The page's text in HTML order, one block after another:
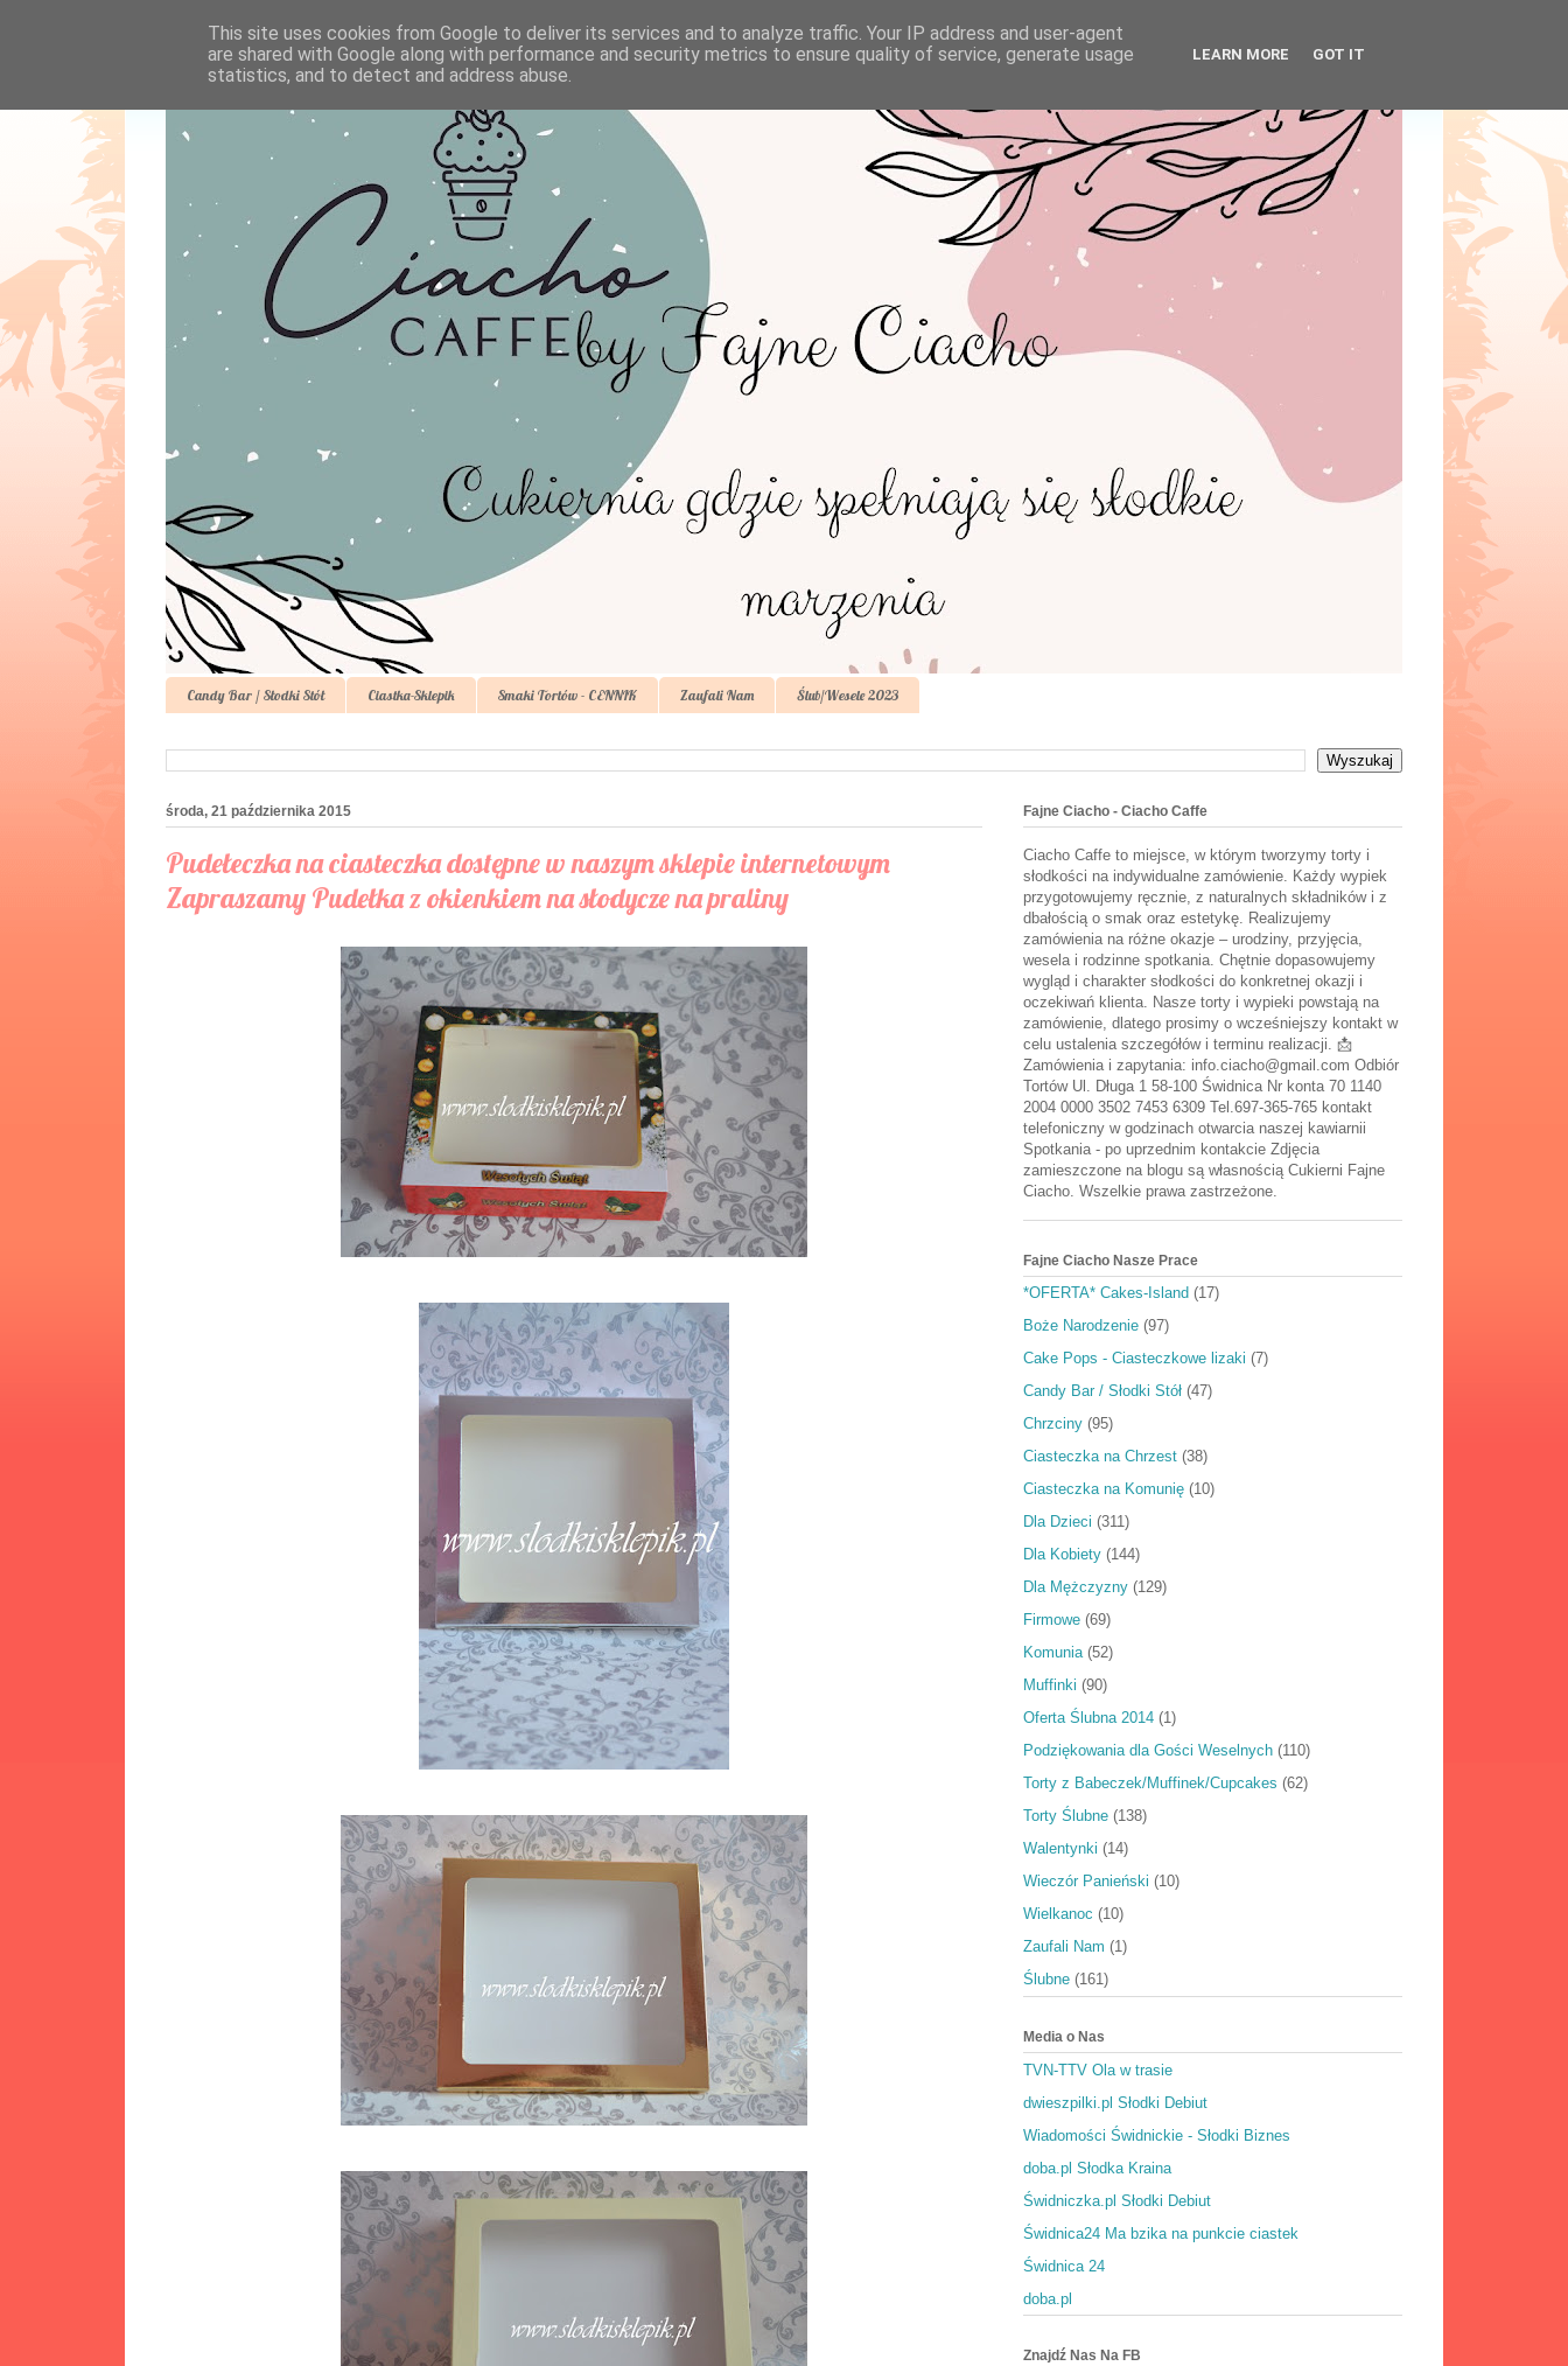
Candy Bar / Słodki Stół Ciastka-Sklepik Smaki Tortów - CENNIK Zaufali Nam Ślub/Wesele 2023
środa, 21 października 2015
Pudełeczka na ciasteczka dostępne w naszym sklepie internetowym
Zapraszamy Pudełka z okienkiem na słodycze na praliny
Fajne Ciacho - Ciacho Caffe
Ciacho Caffe to miejsce, w którym tworzymy torty i
słodkości na indywidualne zamówienie. Każdy wypiek
przygotowujemy ręcznie, z naturalnych składników i z
dbałością o smak oraz estetykę. Realizujemy
zamówienia na różne okazje – urodziny, przyjęcia,
wesela i rodzinne spotkania. Chętnie dopasowujemy
wygląd i charakter słodkości do konkretnej okazji i
oczekiwań klienta. Nasze torty i wypieki powstają na
zamówienie, dlatego prosimy o wcześniejszy kontakt w
celu ustalenia szczegółów i terminu realizacji. 📩
Zamówienia i zapytania: info.ciacho@gmail.com Odbiór
Tortów Ul. Długa 1 58-100 Świdnica Nr konta 70 1140
2004 0000 3502 7453 6309 Tel.697-365-765 kontakt
telefoniczny w godzinach otwarcia naszej kawiarnii
Spotkania - po uprzednim kontakcie Zdjęcia
zamieszczone na blogu są własnością Cukierni Fajne
Ciacho. Wszelkie prawa zastrzeżone.
Fajne Ciacho Nasze Prace
*OFERTA* Cakes-Island (17)
Boże Narodzenie (97)
Cake Pops - Ciasteczkowe lizaki (7)
Candy Bar / Słodki Stół (47)
Chrzciny (95)
Ciasteczka na Chrzest (38)
Ciasteczka na Komunię (10)
Dla Dzieci (311)
Dla Kobiety (144)
Dla Mężczyzny (129)
Firmowe (69)
Komunia (52)
Muffinki (90)
Oferta Ślubna 2014 (1)
Podziękowania dla Gości Weselnych (110)
Torty z Babeczek/Muffinek/Cupcakes (62)
Torty Ślubne (138)
Walentynki (14)
Wieczór Panieński (10)
Wielkanoc (10)
Zaufali Nam (1)
Ślubne (161)
Media o Nas
TVN-TTV Ola w trasie
dwieszpilki.pl Słodki Debiut
Wiadomości Świdnickie - Słodki Biznes
doba.pl Słodka Kraina
Świdniczka.pl Słodki Debiut
Świdnica24 Ma bzika na punkcie ciastek
Świdnica 24
doba.pl
Znajdź Nas Na FB
This site uses cookies from Google to deliver its services and to analyze traffic. Your IP address and user-agent
are shared with Google along with performance and security metrics to ensure quality of service, generate usage
statistics, and to detect and address abuse.
LEARN MORE GOT IT